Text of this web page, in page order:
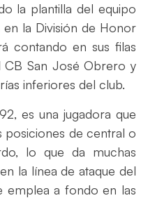
la plantilla del equipo
la División de Honor
contando en sus filas
CB San José Obrero y
inferiores del club.
es una jugadora que
posiciones de central o
lo que da muchas
la línea de ataque del
emplea a fondo en las